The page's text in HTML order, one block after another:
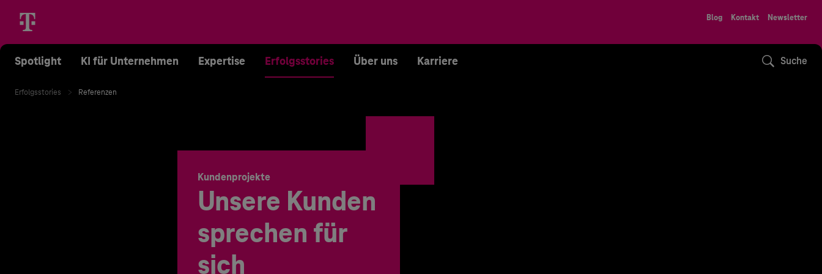
Blog Kontakt Newsletter
Spotlight KI für Unternehmen Expertise Erfolgsstories Über uns Karriere Suche
Erfolgsstories Referenzen
Kundenprojekte
Unsere Kunden
sprechen für
sich